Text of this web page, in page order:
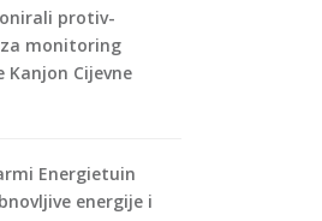
protiv-
monitoring
Kanjon Cijevne
Energietuin
energije i